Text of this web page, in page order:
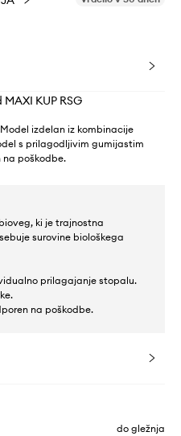
KUP RSG
izdelan iz kombinacije
s prilagodljivim gumijastim
na poškodbe.
ki je trajnostna
surovine biološkega
prilagajanje stopalu.
na poškodbe.
do gležnja